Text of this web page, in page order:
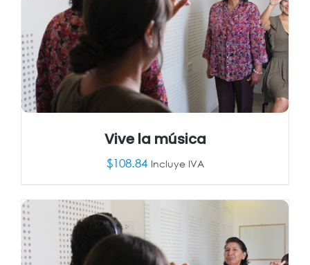
AÑADIR AL CARRITO
Vive la música
$108.84 Incluye IVA